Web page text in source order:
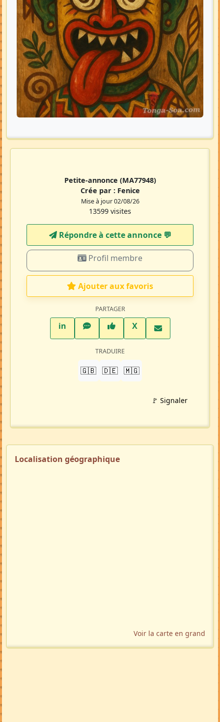
Petite-annonce (MA77948)
Crée par : Fenice
Mise à jour 02/08/26
13599 visites
Répondre à cette annonce 💬​
Profil membre
Ajouter aux favoris
PARTAGER
inLinkedInWhatsAppFacebook
XTwitter X
TRADUIRE
🇬🇧 🇩🇪 🇲🇬
🚩 Signaler
Localisation géographique
Voir la carte en grand